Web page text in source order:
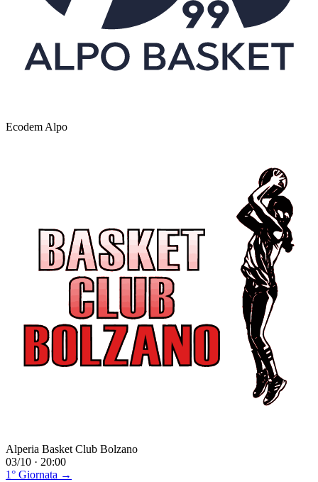
Ecodem Alpo
Alperia Basket Club Bolzano
03/10 · 20:00
1° Giornata →